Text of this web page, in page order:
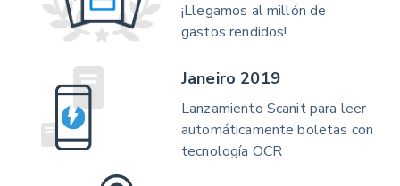
¡Llegamos al millón de
gastos rendidos!
Janeiro 2019
Lanzamiento Scanit para leer
automáticamente boletas con
tecnología OCR